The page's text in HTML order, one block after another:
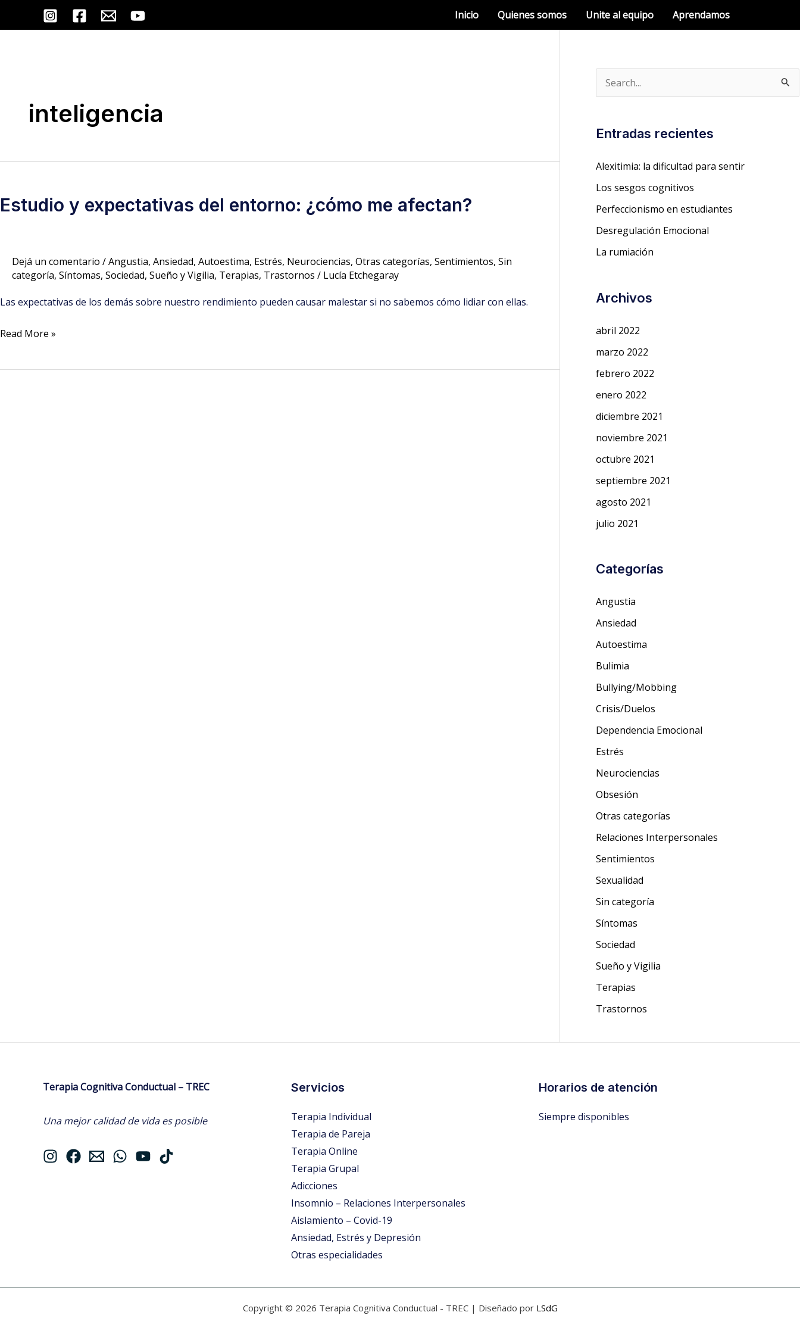
Inicio Quienes somos Unite al equipo Aprendamos
inteligencia
Estudio y expectativas del entorno: ¿cómo me afectan?
Dejá un comentario /Angustia, Ansiedad, Autoestima, Estrés, Neurociencias, Otras categorías, Sentimientos, Sin
categoría, Síntomas, Sociedad, Sueño y Vigilia, Terapias, Trastornos / Lucía Etchegaray
Las expectativas de los demás sobre nuestro rendimiento pueden causar malestar si no sabemos cómo lidiar con ellas.
expectativas
¿cómo
me
Read More »
c
a
r
:
Entradas recientes
Alexitimia: la dificultad para sentir
Los sesgos cognitivos
Perfeccionismo en estudiantes
Desregulación Emocional
La rumiación
Archivos
abril 2022
marzo 2022
febrero 2022
enero 2022
diciembre 2021
noviembre 2021
octubre 2021
septiembre 2021
agosto 2021
julio 2021
Categorías
Angustia
Ansiedad
Autoestima
Bulimia
Bullying/Mobbing
Crisis/Duelos
Dependencia Emocional
Estrés
Neurociencias
Obsesión
Otras categorías
Relaciones Interpersonales
Sentimientos
Sexualidad
Sin categoría
Síntomas
Sociedad
Sueño y Vigilia
Terapias
Trastornos
Terapia Cognitiva Conductual – TREC
Una mejor calidad de vida es posible
Servicios
Terapia Individual
Terapia de Pareja
Terapia Online
Terapia Grupal
Adicciones
Insomnio – Relaciones Interpersonales
Aislamiento – Covid-19
Ansiedad, Estrés y Depresión
Otras especialidades
Horarios de atención
Siempre disponibles
Copyright © 2026 Terapia Cognitiva Conductual - TREC | Diseñado por LSdG